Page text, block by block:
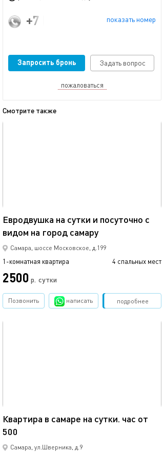
показать номер
+7 (927) 767-47-16
Запросить бронь Задать вопрос
пожаловаться
Смотрите также
Евродвушка на сутки и посуточно с
видом на город самару
Самара, шоссе Московское, д.199
1-комнатная квартира 4 спальных мест
2500 р. сутки
подробнее
Позвонить написать Забронировать
Квартира в самаре на сутки. час от
500
Самара, ул.Шверника, д.9